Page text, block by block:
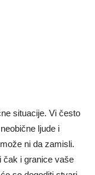
situacije. Vi često
ljude i
ni da zamisli.
čak i granice vaše